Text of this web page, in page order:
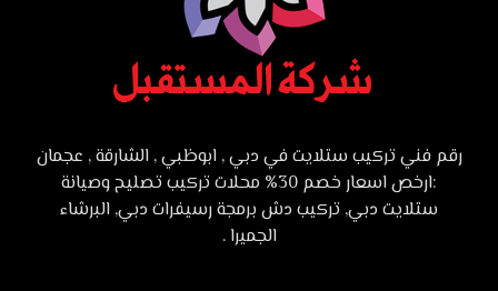
رقم فني تركيب ستلايت في دبي , ابوظبي , الشارقة , عجمان
:ارخص اسعار خصم 30% محلات تركيب تصليح وصيانة
ستلايت دبي, تركيب دش برمجة رسيفرات دبي, البرشاء
الجميرا .